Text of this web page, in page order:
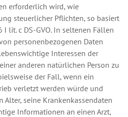
erforderlich wird, wie
steuerlicher Pflichten, so basiert
I lit. c DS-GVO. In seltenen Fällen
personenbezogenen Daten
Interessen der
anderen natürlichen Person zu
der Fall, wenn ein
verletzt werden würde und
Alter, seine Krankenkassendaten
Informationen an einen Arzt,